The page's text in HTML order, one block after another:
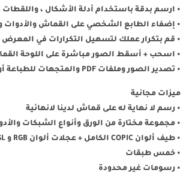
• ارسم بدقة باستخدام أدلة الأشكال ،
• إضفاء الطابع الشخصي على القماش والأدوات
• قم بتكرار عملك لتسهيل التكرارات في
• اسحب + أسقط الصور مباشرة على اللوحة
• تصدير الصور وملفات PDF والمتجهات للطباعة أو ردود الفعل السريعة بين الأصدقاء والعملاء
ميزات مجانية
• رسم لا نهاية له على قماش لدينا لانهائية
• مجموعة مختارة من الورق وأنواع الشبكات
• طيف ألوان COPIC الكامل + عجلات ألوان RGB و HSL
• خمس طبقات
• رسومات غير محدودة